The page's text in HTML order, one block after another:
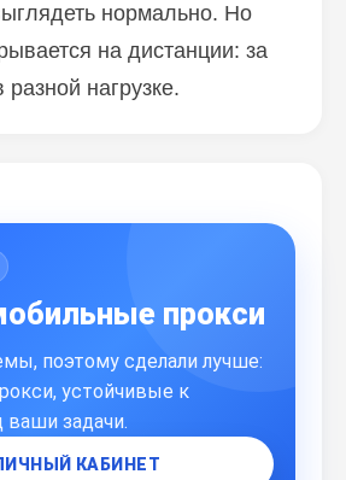
нормально. Но
на дистанции: за
нагрузке.
прокси
поэтому сделали лучше:
устойчивые к
задачи.
КАБИНЕТ
В БЛОГ